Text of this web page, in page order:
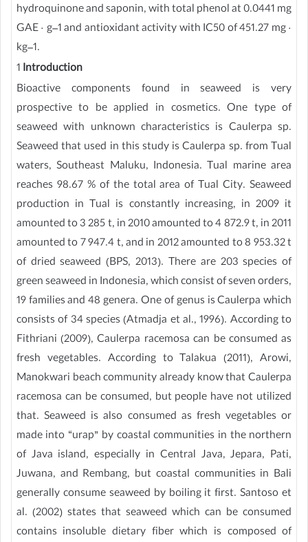
hydroquinone and saponin, with total phenol at 0.0441 mg
GAE · g–1 and antioxidant activity with IC50 of 451.27 mg ·
kg–1.
1 Introduction
Bioactive components found in seaweed is very
prospective to be applied in cosmetics. One type of
seaweed with unknown characteristics is Caulerpa sp.
Seaweed that used in this study is Caulerpa sp. from Tual
waters, Southeast Maluku, Indonesia. Tual marine area
reaches 98.67 % of the total area of Tual City. Seaweed
production in Tual is constantly increasing, in 2009 it
amounted to 3 285 t, in 2010 amounted to 4 872.9 t, in 2011
amounted to 7 947.4 t, and in 2012 amounted to 8 953.32 t
of dried seaweed (BPS, 2013). There are 203 species of
green seaweed in Indonesia, which consist of seven orders,
19 families and 48 genera. One of genus is Caulerpa which
consists of 34 species (Atmadja et al., 1996). According to
Fithriani (2009), Caulerpa racemosa can be consumed as
fresh vegetables. According to Talakua (2011), Arowi,
Manokwari beach community already know that Caulerpa
racemosa can be consumed, but people have not utilized
that. Seaweed is also consumed as fresh vegetables or
made into “urap” by coastal communities in the northern
of Java island, especially in Central Java, Jepara, Pati,
Juwana, and Rembang, but coastal communities in Bali
generally consume seaweed by boiling it first. Santoso et
al. (2002) states that seaweed which can be consumed
contains insoluble dietary fiber which is composed of